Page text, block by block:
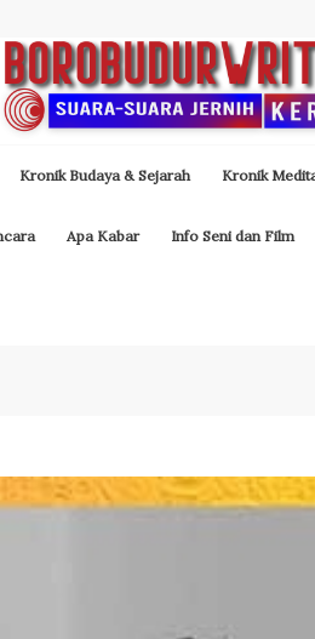
Kronik Budaya & Sejarah Kronik
Apa Kabar Info Seni dan Film